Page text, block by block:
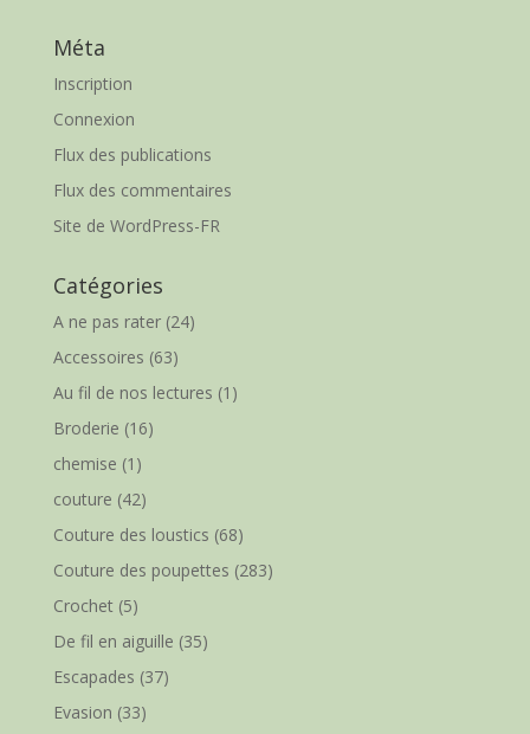
Méta
Inscription
Connexion
Flux des publications
Flux des commentaires
Site de WordPress-FR
Catégories
A ne pas rater(24)
Accessoires (63)
Au fil de nos lectures (1)
Broderie (16)
chemise (1)
couture (42)
Couture des loustics (68)
Couture des poupettes (283)
Crochet (5)
De fil en aiguille (35)
Escapades (37)
Evasion (33)